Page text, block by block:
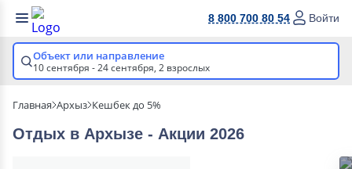
8 800 700 80 54 Войти
Объект или направление
10 сентября - 24 сентября, 2 взрослых
Главная Архыз Кешбек до 5%
Отдых в Архызе - Акции 2026